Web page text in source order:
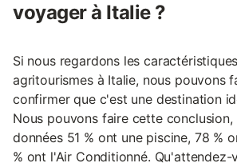
voyager à Italie ?
Si nous regardons les
agritourismes à Italie, nous pouvons
confirmer que c'est une destination
Nous pouvons faire cette conclusion,
données 51 % ont une piscine, 78 %
% ont l'Air Conditionné. Qu'attendez-